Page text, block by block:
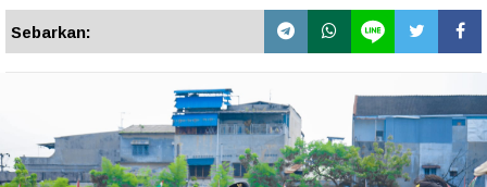
Sebarkan: